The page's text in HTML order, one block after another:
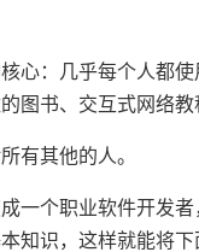
心：几乎每个人都
图书、交互式网络
有其他的人。
一个职业软件开发
知识，这样就能将下